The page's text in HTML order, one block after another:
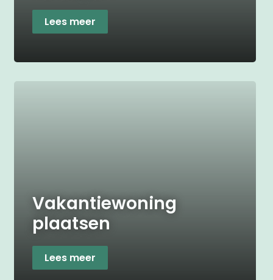
Lees meer
Vakantiewoning
plaatsen
Lees meer